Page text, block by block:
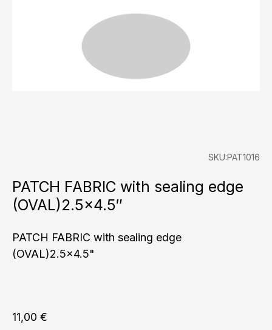
SKU:PAT1016
PATCH FABRIC with sealing edge
(OVAL)2.5×4.5″
PATCH FABRIC with sealing edge
(OVAL)2.5x4.5"
11,00 €